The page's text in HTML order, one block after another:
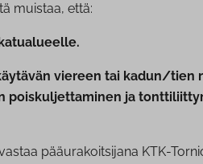
muistaa, että:
viereen tai kadun/tien
poiskuljettaminen ja
pääurakoitsijana KTK-